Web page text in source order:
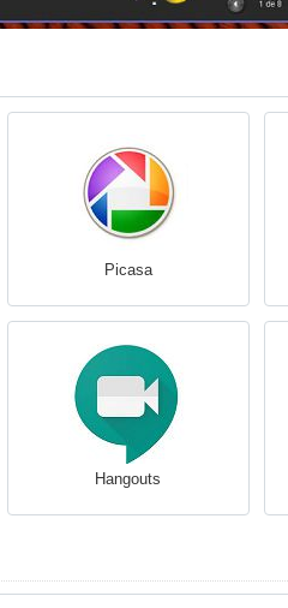
Picasa
Hangouts